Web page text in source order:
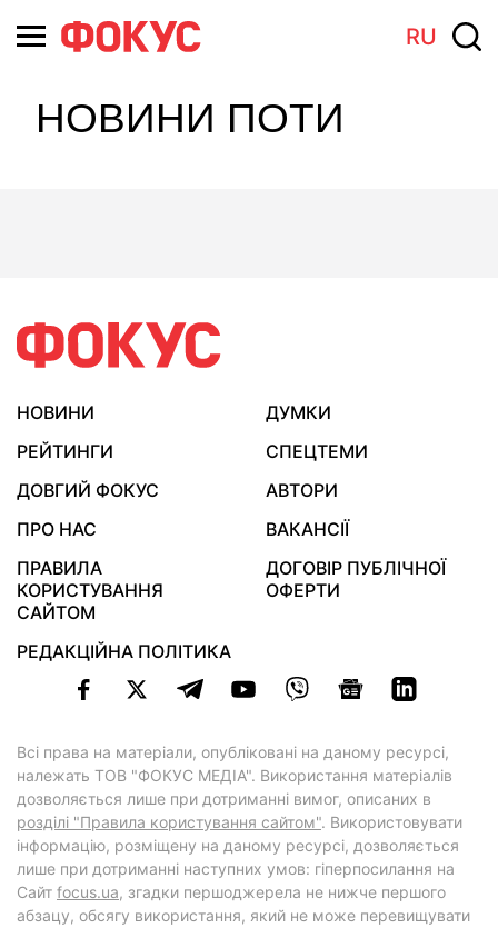
RU
НОВИНИ ПОТИ
НОВИНИ
ДУМКИ
РЕЙТИНГИ
СПЕЦТЕМИ
ДОВГИЙ ФОКУС
АВТОРИ
ПРО НАС
ВАКАНСІЇ
ПРАВИЛА
КОРИСТУВАННЯ
САЙТОМ
ДОГОВІР ПУБЛІЧНОЇ
ОФЕРТИ
РЕДАКЦІЙНА ПОЛІТИКА
Всі права на матеріали, опубліковані на даному ресурсі,
належать ТОВ "ФОКУС МЕДІА". Використання матеріалів
дозволяється лише при дотриманні вимог, описаних в
розділі "Правила користування сайтом". Використовувати
інформацію, розміщену на даному ресурсі, дозволяється
лише при дотриманні наступних умов: гіперпосилання на
Cайт focus.ua, згадки першоджерела не нижче першого
абзацу, обсягу використання, який не може перевищувати